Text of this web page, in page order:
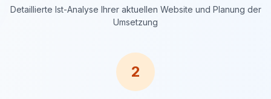
Detaillierte Ist-Analyse Ihrer aktuellen Website und Planung der
Umsetzung
2